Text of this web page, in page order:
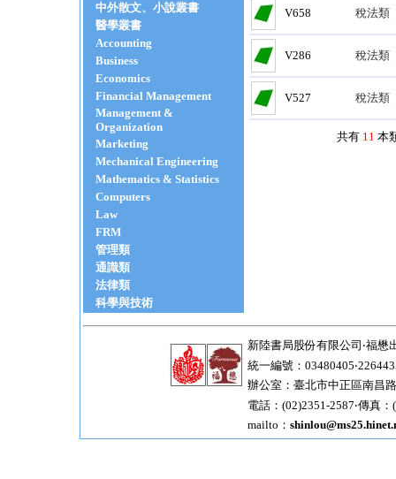
中外散文、小說叢書
醫學叢書
Accounting
Business
Economics
Financial Management
Management &
Organization
Marketing
Mechanical Engineering
Mathematics & Statistics
Computers
Law
FRM
管理類
通識類
法律類
科學與技術
V658 稅法類
V286 稅法類
V527 稅法類
共有 11 本
新陸書局股份有限公司‧福懋
統一編號：
辦公室：臺北市中正區南昌
電話：(02)2351-2587‧傳真
mailto：